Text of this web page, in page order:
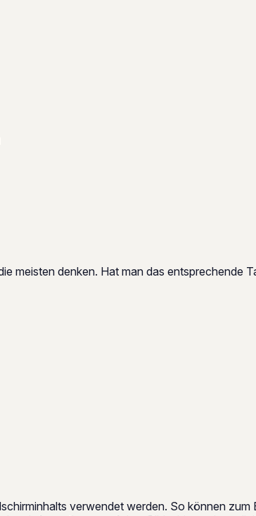
meisten denken. Hat man das entsprechende
verwendet werden. So können zum